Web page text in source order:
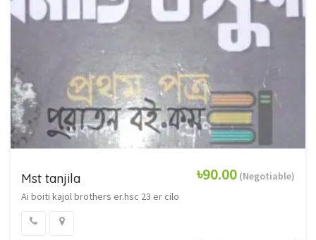
৳90.00 (Negotiable)
Mst tanjila
Ai boiti kajol brothers er.hsc 23 er cilo